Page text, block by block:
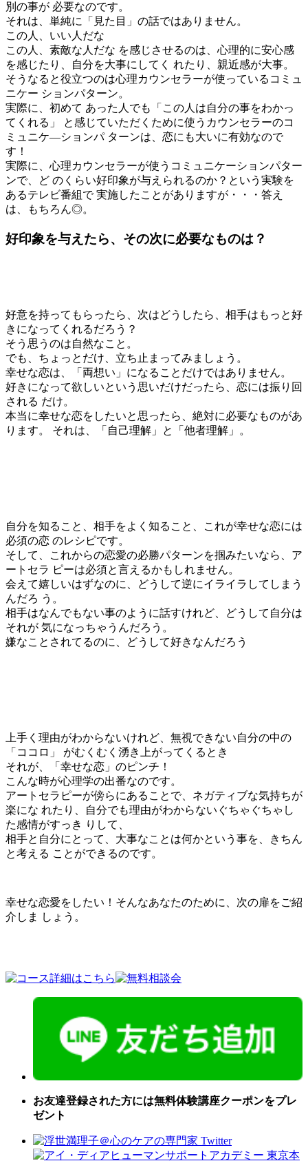
別の事が 必要なのです。
それは、単純に「見た目」の話ではありません。
この人、いい人だな
この人、素敵な人だな を感じさせるのは、心理的に安心感
を感じたり、自分を大事にしてく れたり、親近感が大事。
そうなると役立つのは心理カウンセラーが使っているコミュ
ニケー ションパターン。
実際に、初めて あった人でも「この人は自分の事をわかっ
てくれる」 と感じていただくために使うカウンセラーのコ
ミュニケ―ションパ ターンは、恋にも大いに有効なので
す！
実際に、心理カウンセラーが使うコミュニケーションパター
ンで、ど のくらい好印象が与えられるのか？という実験を
あるテレビ番組で 実施したことがありますが・・・答え
は、もちろん◎。
好印象を与えたら、その次に必要なものは？
好意を持ってもらったら、次はどうしたら、相手はもっと好
きになってくれるだろう？
そう思うのは自然なこと。
でも、ちょっとだけ、立ち止まってみましょう。
幸せな恋は、「両想い」になることだけではありません。
好きになって欲しいという思いだけだったら、恋には振り回
される だけ。
本当に幸せな恋をしたいと思ったら、絶対に必要なものがあ
ります。 それは、「自己理解」と「他者理解」。
自分を知ること、相手をよく知ること、これが幸せな恋には
必須の恋 のレシピです。
そして、これからの恋愛の必勝パターンを掴みたいなら、ア
ートセラ ピーは必須と言えるかもしれません。
会えて嬉しいはずなのに、どうして逆にイライラしてしまう
んだろ う。
相手はなんでもない事のように話すけれど、どうして自分は
それが 気になっちゃうんだろう。
嫌なことされてるのに、どうして好きなんだろう
上手く理由がわからないけれど、無視できない自分の中の
「ココロ」 がむくむく湧き上がってくるとき
それが、「幸せな恋」のピンチ！
こんな時が心理学の出番なのです。
アートセラピーが傍らにあることで、ネガティブな気持ちが
楽にな れたり、自分でも理由がわからないぐちゃぐちゃし
た感情がすっき りして、
相手と自分にとって、大事なことは何かという事を、きちん
と考える ことができるのです。
幸せな恋愛をしたい！そんなあなたのために、次の扉をご紹
介しま しょう。
お友達登録された方には無料体験講座クーポンをプレ
ゼント